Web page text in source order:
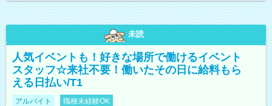
未読
人気イベントも！好きな場所で働けるイベント
スタッフ☆来社不要！働いたその日に給料もら
える日払い/T1
アルバイト 職種未経験OK